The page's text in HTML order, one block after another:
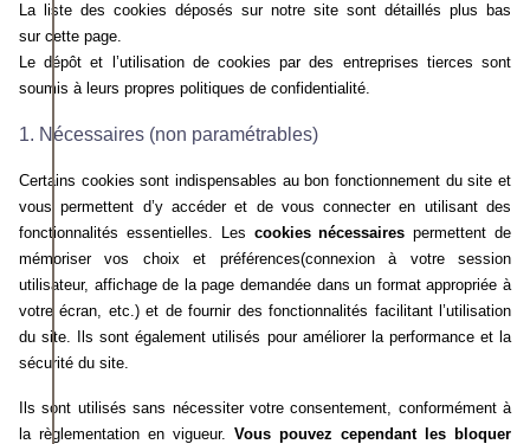
La liste des cookies déposés sur notre site sont détaillés plus bas
sur cette page.
Le dépôt et l’utilisation de cookies par des entreprises tierces sont
soumis à leurs propres politiques de confidentialité.
1. Nécessaires (non paramétrables)
Certains cookies sont indispensables au bon fonctionnement du site et
vous permettent d’y accéder et de vous connecter en utilisant des
fonctionnalités essentielles. Les cookies nécessaires permettent de
mémoriser vos choix et préférences(connexion à votre session
utilisateur, affichage de la page demandée dans un format appropriée à
votre écran, etc.) et de fournir des fonctionnalités facilitant l’utilisation
du site. Ils sont également utilisés pour améliorer la performance et la
sécurité du site.
Ils sont utilisés sans nécessiter votre consentement, conformément à
la règlementation en vigueur. Vous pouvez cependant les bloquer